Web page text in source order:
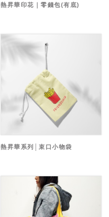
熱昇華印花｜零錢包(有底)
熱昇華系列│束口小物袋